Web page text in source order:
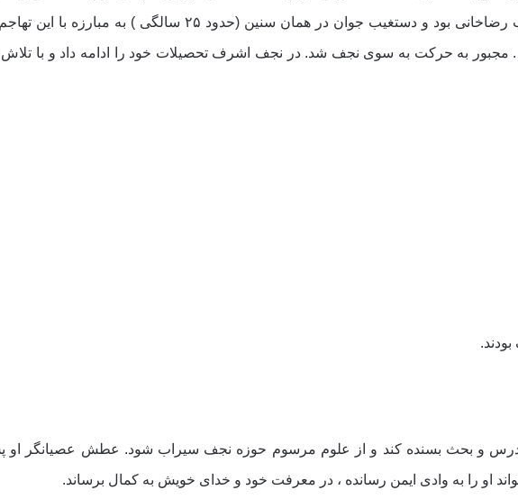
پایان یافتن دروس سطح حوزه او همزمان با غائله کشف حجاب رضاخانى بود و دستغیب جوان در همان
او را زیر فشار قرار دادند و او نیز در سال ۱۳۱۴ ش . مجبور به حرکت به سوى نجف شد. در نجف اشرف تحصیلات خود را ادامه
به درس و بحث بسنده کند و از علوم مرسوم حوزه نجف سیراب شود. عطش عصیانگر
او را به وادى ایمن رسانده ، در معرفت خود و خداى خویش به کمال برساند.